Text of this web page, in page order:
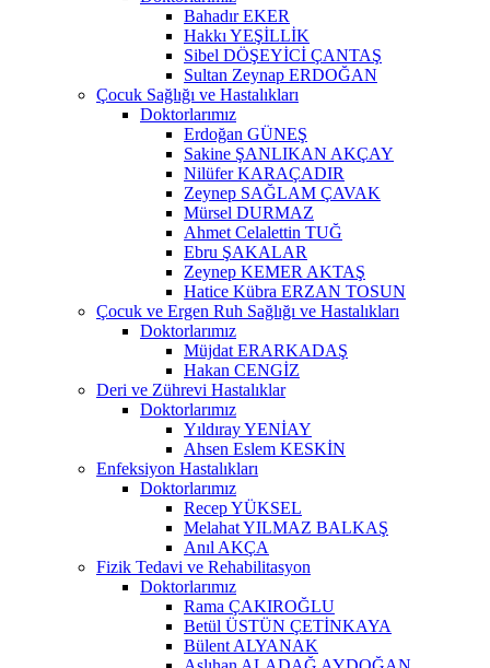
Bahadır EKER
Hakkı YEŞİLLİK
Sibel DÖŞEYİCİ ÇANTAŞ
Sultan Zeynap ERDOĞAN
Çocuk Sağlığı ve Hastalıkları
Doktorlarımız
Erdoğan GÜNEŞ
Sakine ŞANLIKAN AKÇAY
Nilüfer KARAÇADIR
Zeynep SAĞLAM ÇAVAK
Mürsel DURMAZ
Ahmet Celalettin TUĞ
Ebru ŞAKALAR
Zeynep KEMER AKTAŞ
Hatice Kübra ERZAN TOSUN
Çocuk ve Ergen Ruh Sağlığı ve Hastalıkları
Doktorlarımız
Müjdat ERARKADAŞ
Hakan CENGİZ
Deri ve Zührevi Hastalıklar
Doktorlarımız
Yıldıray YENİAY
Ahsen Eslem KESKİN
Enfeksiyon Hastalıkları
Doktorlarımız
Recep YÜKSEL
Melahat YILMAZ BALKAŞ
Anıl AKÇA
Fizik Tedavi ve Rehabilitasyon
Doktorlarımız
Rama ÇAKIROĞLU
Betül ÜSTÜN ÇETİNKAYA
Bülent ALYANAK